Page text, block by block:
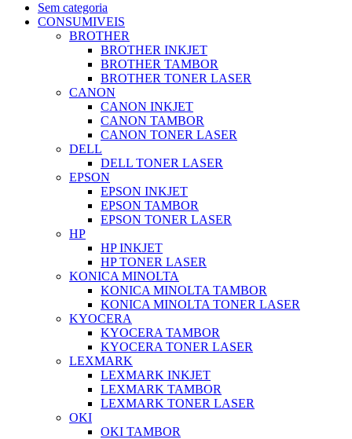
Sem categoria
CONSUMIVEIS
BROTHER
BROTHER INKJET
BROTHER TAMBOR
BROTHER TONER LASER
CANON
CANON INKJET
CANON TAMBOR
CANON TONER LASER
DELL
DELL TONER LASER
EPSON
EPSON INKJET
EPSON TAMBOR
EPSON TONER LASER
HP
HP INKJET
HP TONER LASER
KONICA MINOLTA
KONICA MINOLTA TAMBOR
KONICA MINOLTA TONER LASER
KYOCERA
KYOCERA TAMBOR
KYOCERA TONER LASER
LEXMARK
LEXMARK INKJET
LEXMARK TAMBOR
LEXMARK TONER LASER
OKI
OKI TAMBOR